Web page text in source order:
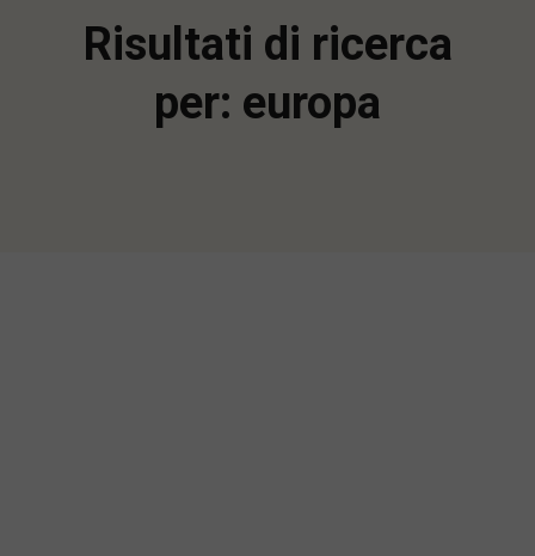
Risultati di ricerca
per: europa